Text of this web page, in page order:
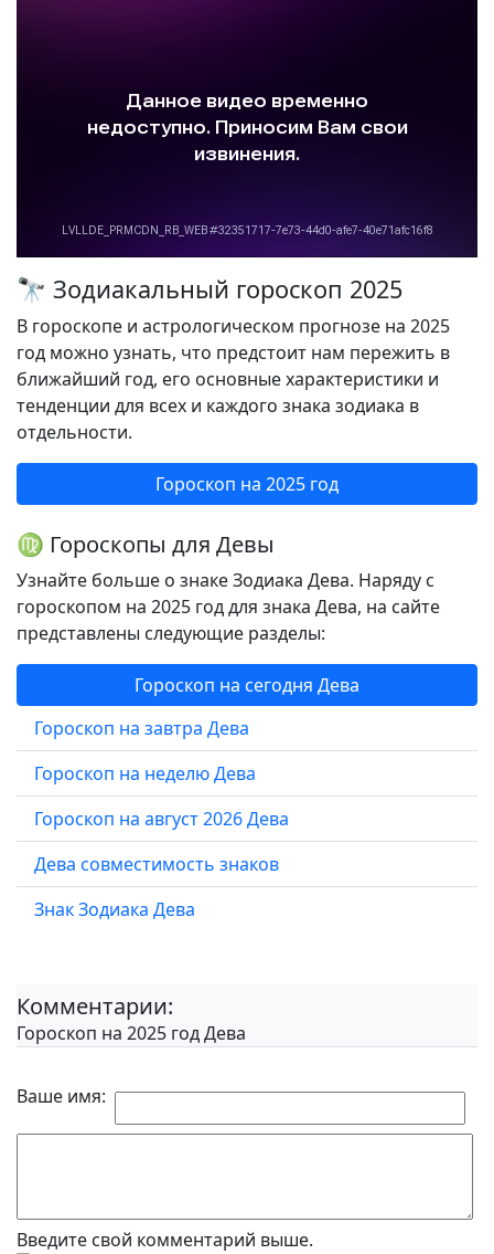
🔭 Зодиакальный гороскоп 2025
В гороскопе и астрологическом прогнозе на 2025
год можно узнать, что предстоит нам пережить в
ближайший год, его основные характеристики и
тенденции для всех и каждого знака зодиака в
отдельности.
Гороскоп на 2025 год
♍ Гороскопы для Девы
Узнайте больше о знаке Зодиака Дева. Наряду с
гороскопом на 2025 год для знака Дева, на сайте
представлены следующие разделы:
Гороскоп на сегодня Дева
Гороскоп на завтра Дева
Гороскоп на неделю Дева
Гороскоп на август 2026 Дева
Дева совместимость знаков
Знак Зодиака Дева
Комментарии:
Гороскоп на 2025 год Дева
Ваше имя:
Введите свой комментарий выше.